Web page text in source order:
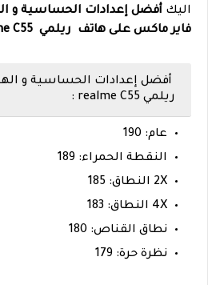
اليك أفضل إعدادات الحساسية و
فاير ماكس على هاتف ريلمي realme C55
أفضل إعدادات الحساسية و
ريلمي realme C55 :
عام: 190
النقطة الحمراء: 189
2X النطاق: 185
4X النطاق: 183
نطاق القناص: 180
نظرة حرة: 179